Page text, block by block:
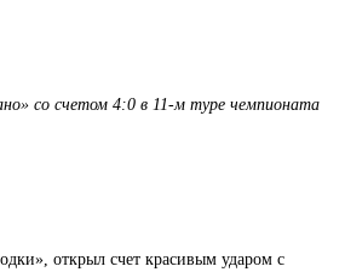
со счетом 4:0 в 11-м туре чемпионата
открыл счет красивым ударом с